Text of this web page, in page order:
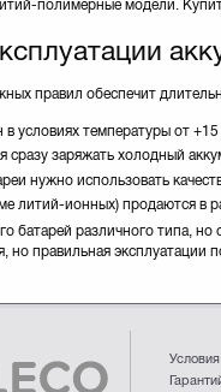
полимерные модели.
правил обеспечит
в условиях температуры от
сразу заряжать холодный
нужно использовать
литий-ионных) продаются в
батарей различного типа,
но правильная эксплуатации